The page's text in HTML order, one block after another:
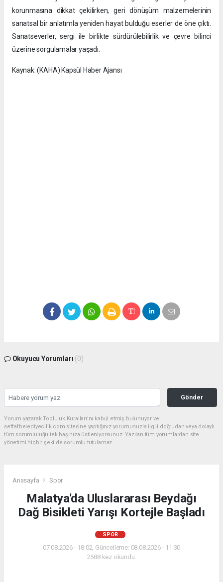
korunmasına dikkat çekilirken, geri dönüşüm malzemelerinin
sanatsal bir anlatımla yeniden hayat bulduğu eserler de öne çıktı.
Sanatseverler, sergi ile birlikte sürdürülebilirlik ve çevre bilinci
üzerine sorgulamalar yaşadı.
Kaynak: (KAHA) Kapsül Haber Ajansı
Okuyucu Yorumları (0)
Gönder
Yorum yazarak Topluluk Kuralları’nı kabul etmiş bulunuyor ve
seffafbelediyecilik.com sitesine yaptığınız yorumunuzla ilgili doğrudan veya dolaylı
tüm sorumluluğu tek başınıza üstleniyorsunuz. Yazılan tüm yorumlardan site
yönetimi hiçbir şekilde sorumlu tutulamaz.
Anasayfa Spor
Malatya'da Uluslararası Beydağı
Dağ Bisikleti Yarışı Kortejle Başladı
SPOR
07.08.2026 - 18:02, Güncelleme: 08.08.2026 - 11:30
2588 kez okundu.